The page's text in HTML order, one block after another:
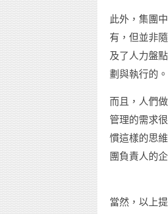
此外，集團
有，但並非
及了人力盤
劃與執行的。
而且，人們
管理的需求
慣這樣的思
團負責人的
當然，以上